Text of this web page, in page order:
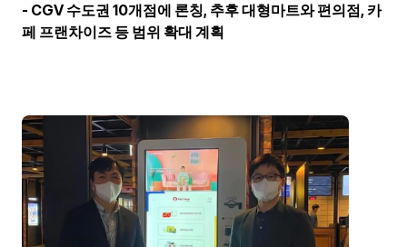
ENG
- CGV 수도권 10개점에 론칭, 추후 대형마트와 편의점, 카
페 프랜차이즈 등 범위 확대 계획